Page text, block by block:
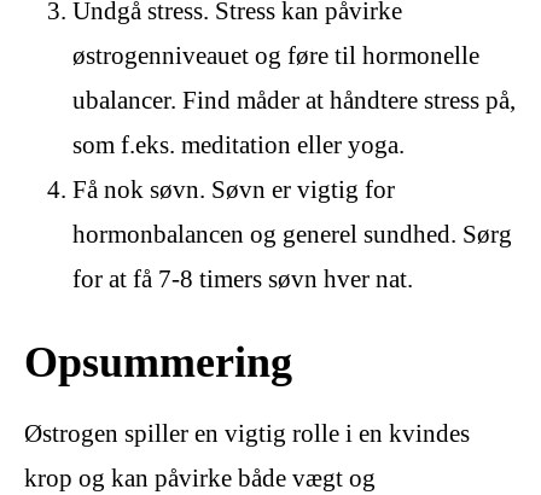
Undgå stress. Stress kan påvirke
østrogenniveauet og føre til hormonelle
ubalancer. Find måder at håndtere stress på,
som f.eks. meditation eller yoga.
Få nok søvn. Søvn er vigtig for
hormonbalancen og generel sundhed. Sørg
for at få 7-8 timers søvn hver nat.
Opsummering
Østrogen spiller en vigtig rolle i en kvindes
krop og kan påvirke både vægt og